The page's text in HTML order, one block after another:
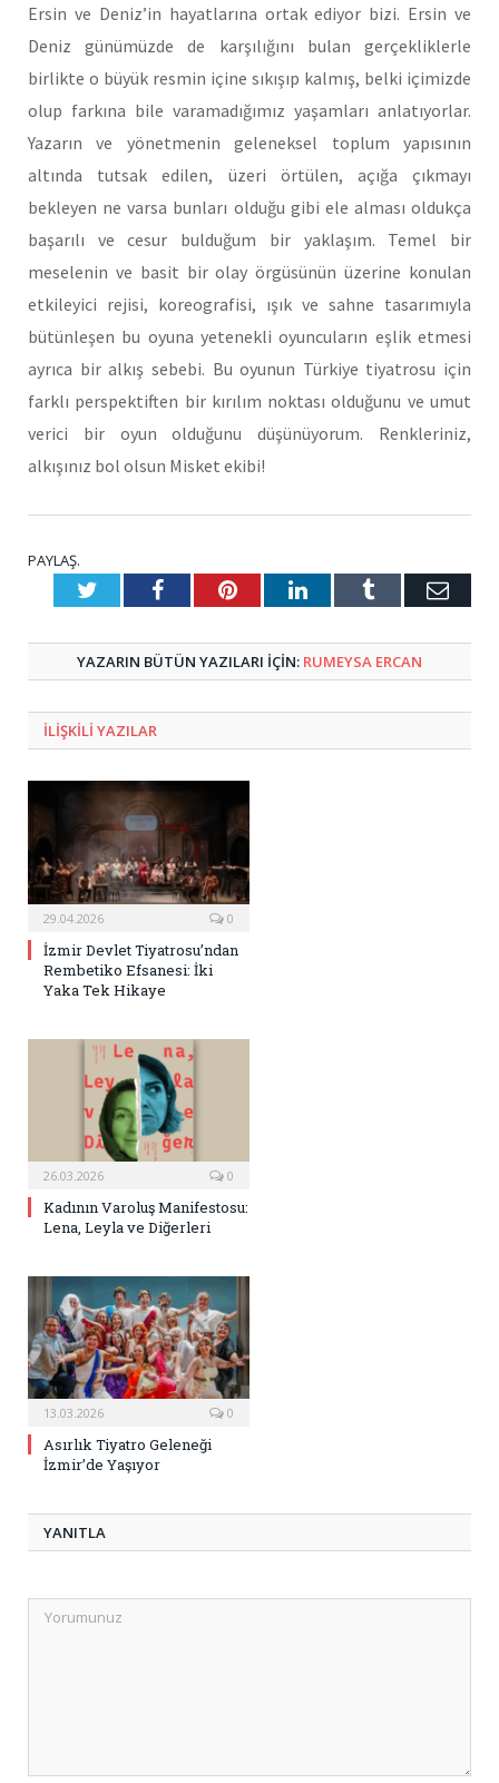
Ersin ve Deniz’in hayatlarına ortak ediyor bizi. Ersin ve
Deniz günümüzde de karşılığını bulan gerçekliklerle
birlikte o büyük resmin içine sıkışıp kalmış, belki içimizde
olup farkına bile varamadığımız yaşamları anlatıyorlar.
Yazarın ve yönetmenin geleneksel toplum yapısının
altında tutsak edilen, üzeri örtülen, açığa çıkmayı
bekleyen ne varsa bunları olduğu gibi ele alması oldukça
başarılı ve cesur bulduğum bir yaklaşım. Temel bir
meselenin ve basit bir olay örgüsünün üzerine konulan
etkileyici rejisi, koreografisi, ışık ve sahne tasarımıyla
bütünleşen bu oyuna yetenekli oyuncuların eşlik etmesi
ayrıca bir alkış sebebi. Bu oyunun Türkiye tiyatrosu için
farklı perspektiften bir kırılım noktası olduğunu ve umut
verici bir oyun olduğunu düşünüyorum. Renkleriniz,
alkışınız bol olsun Misket ekibi!
PAYLAŞ.
TwitterFacebookPinterestLinkedInTumblr E-
YAZARIN BÜTÜN YAZILARI IÇIN: RUMEYSA ERCAN
ILIŞKILI YAZILAR
29.04.2026 0
İzmir Devlet Tiyatrosu’ndan
Rembetiko Efsanesi: İki
Yaka Tek Hikaye
26.03.2026 0
Kadının Varoluş Manifestosu:
Lena, Leyla ve Diğerleri
13.03.2026 0
Asırlık Tiyatro Geleneği
İzmir’de Yaşıyor
YANITLA